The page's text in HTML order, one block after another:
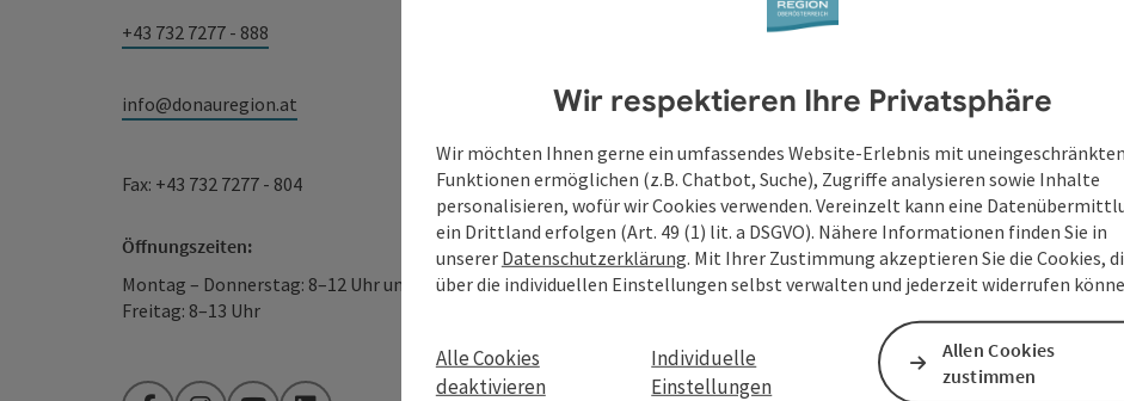
+43 732 7277 - 888
info@donauregion.at
Fax: +43 732 7277 - 804
Öffnungszeiten:
Montag – Donnerstag: 8–12 Uhr und 13–16 Uhr
Freitag: 8–13 Uhr
Zum Schutz vor Spam wird Google reCAPTCHA
personenbezogene Daten (z. B. die IP-Adresse) an
Absenden des Formulars werden die dafür
ist eine Kontaktaufnahme jederzeit per E-Mail
Deine bekannt gegebenen Daten (E-Mail-Adresse,
WGD Donau Oberösterreich Tourismus GmbH
Anfrage verwendet und nur dann weitergegeben, wenn
touristische Leistungsträger) zu beantworten ist. Siehe
Wir respektieren Ihre Privatsphäre
Wir möchten Ihnen gerne ein umfassendes Website-Erlebnis mit uneingeschränkten
Funktionen ermöglichen (z.B. Chatbot, Suche), Zugriffe analysieren sowie Inhalte
personalisieren, wofür wir Cookies verwenden. Vereinzelt kann eine
ein Drittland erfolgen (Art. 49 (1) lit. a DSGVO). Nähere Informationen finden Sie in
unserer Datenschutzerklärung. Mit Ihrer Zustimmung akzeptieren Sie die Cookies,
über die individuellen Einstellungen selbst verwalten und jederzeit widerrufen
Alle Cookies
deaktivieren
Individuelle
Einstellungen
Allen Cookies
zustimmen